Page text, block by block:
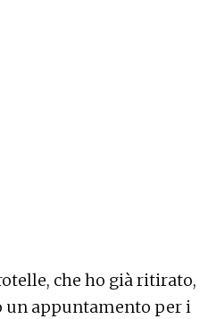
che ho già ritirato,
un appuntamento per i